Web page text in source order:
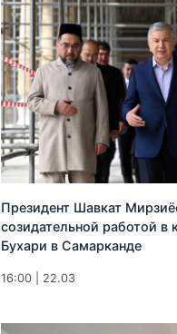
Президент Шавкат
созидательной работой
Бухари в Самарканде
16:00 | 22.03